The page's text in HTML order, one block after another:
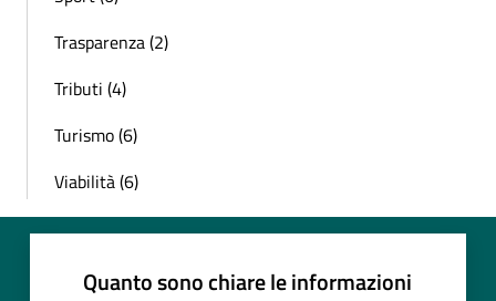
Trasparenza (2)
Tributi (4)
Turismo (6)
Viabilità (6)
Quanto sono chiare le informazioni